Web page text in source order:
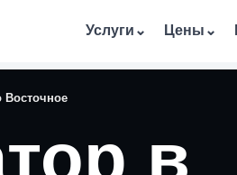
Услуги ⌄ Цены ⌄
Восточное
в